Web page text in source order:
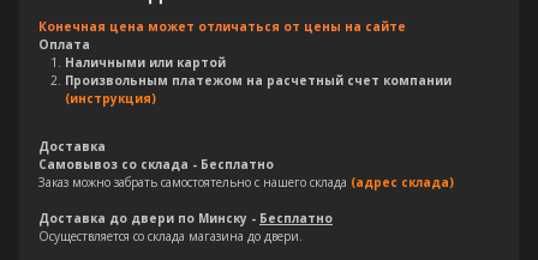
Конечная цена может отличаться от цены на сайте
Оплата
Наличными или картой
Произвольным платежом на расчетный счет компании
(инструкция)
Доставка
Самовывоз со склада - Бесплатно
Заказ можно забрать самостоятельно с нашего склада (адрес склада)
Доставка до двери по Минску - Бесплатно
Осуществляется со склада магазина до двери.